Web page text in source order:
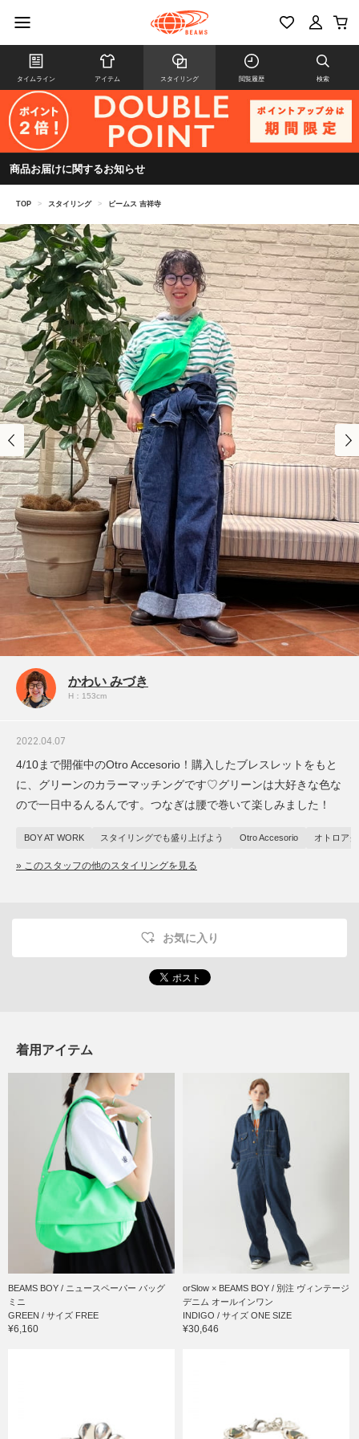
タイムライン アイテム スタイリング 閲覧履歴 検索
商品お届けに関するお知らせ
TOP > スタイリング > ビームス 吉祥寺
かわい みづき
H：153cm
2022.04.07
4/10まで開催中のOtro Accesorio！購入したブレスレットをもと
に、グリーンのカラーマッチングです♡グリーンは大好きな色な
ので一日中るんるんです。つなぎは腰で巻いて楽しみました！
BOY AT WORK スタイリングでも盛り上げよう Otro Accesorio オトロア
» このスタッフの他のスタイリングを見る
お気に入り
着用アイテム
BEAMS BOY / ニュースペーパー バッグ
ミニ
GREEN / サイズ FREE
¥6,160
orSlow × BEAMS BOY / 別注 ヴィンテージ
デニム オールインワン
INDIGO / サイズ ONE SIZE
¥30,646